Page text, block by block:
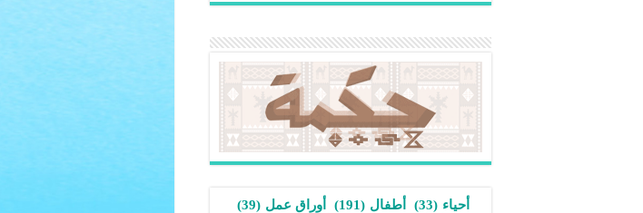
أحياء (33) أطفال (191) أوراق عمل (39)